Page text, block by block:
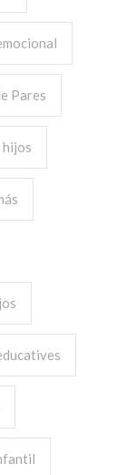
Pares
hijos